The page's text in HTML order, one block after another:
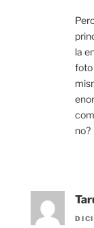
la
foto
no?